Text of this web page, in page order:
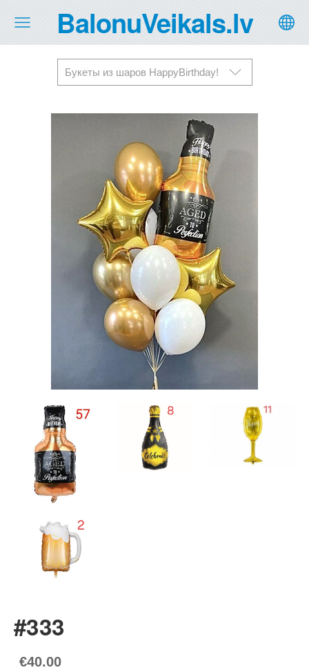
BalonuVeikals.lv
Букеты из шаров HappyBirthday!
#333
€40.00